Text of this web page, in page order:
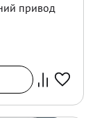
привод